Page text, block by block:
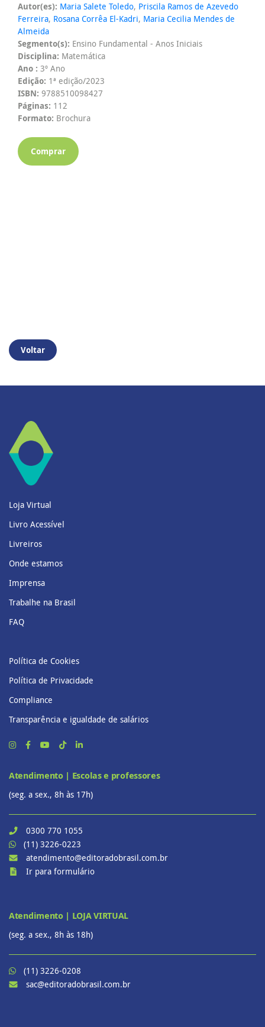
Autor(es): Maria Salete Toledo, Priscila Ramos de Azevedo
Ferreira, Rosana Corrêa El-Kadri, Maria Cecilia Mendes de
Almeida
Segmento(s): Ensino Fundamental - Anos Iniciais
Disciplina: Matemática
Ano : 3º Ano
Edição: 1ª edição/2023
ISBN: 9788510098427
Páginas: 112
Formato: Brochura
Comprar
Voltar
Loja Virtual
Livro Acessível
Livreiros
Onde estamos
Imprensa
Trabalhe na Brasil
FAQ
Política de Cookies
Política de Privacidade
Compliance
Transparência e igualdade de salários
Atendimento | Escolas e professores
(seg. a sex., 8h às 17h)
0300 770 1055
(11) 3226-0223
atendimento@editoradobrasil.com.br
Ir para formulário
Atendimento | LOJA VIRTUAL
(seg. a sex., 8h às 18h)
(11) 3226-0208
sac@editoradobrasil.com.br